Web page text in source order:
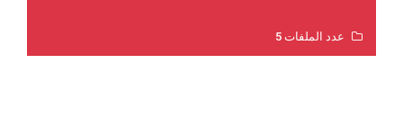
عدد الملفات 5